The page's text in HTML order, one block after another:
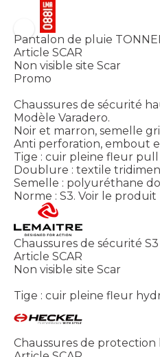
Pantalon de pluie
Article SCAR
Non visible site Scar
Promo
Chaussures de sécurité
Modèle Varadero.
Noir et marron, semelle
Anti perforation, embout
Tige : cuir pleine fleur
Doublure : textile
Semelle : polyuréthane
Norme : S3. Voir le produit
Chaussures de sécurité
Article SCAR
Non visible site Scar
Tige : cuir pleine fleur
Chaussures de protection